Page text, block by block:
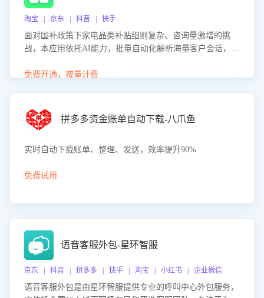
淘宝 | 京东 | 抖音 | 快手
面对国补政策下家电品类补贴细则复杂、咨询量激增的挑
战，本应用依托AI能力，批量自动化解析海量客户会话，精
购买意向，深度洞察决策动因。同时全面评估客服团队政策
度、客服转化能力及销售业绩。
免费开通，按量计费
拼多多资金账单自动下载-八爪鱼
实时自动下载账单、整理、发送，效率提升90%
免费试用
语音客服外包-星环智服
京东 | 抖音 | 拼多多 | 快手 | 淘宝 | 小红书 | 企业微信
语音客服外包是由星环智服提供专业的呼叫中心外包服务，